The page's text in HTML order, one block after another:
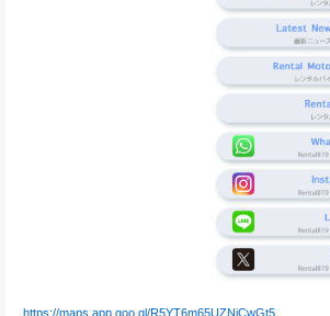
https://maps.app.goo.gl/R5YT6m65UZNjCwGt5